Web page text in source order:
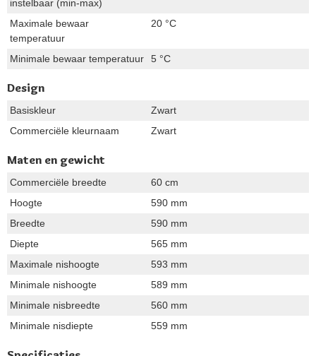
instelbaar (min-max)
Maximale bewaar
temperatuur
20 °C
Minimale bewaar temperatuur 5 °C
Design
Basiskleur
Zwart
Commerciële kleurnaam
Zwart
Maten en gewicht
Commerciële breedte
60 cm
Hoogte
590 mm
Breedte
590 mm
Diepte
565 mm
Maximale nishoogte
593 mm
Minimale nishoogte
589 mm
Minimale nisbreedte
560 mm
Minimale nisdiepte
559 mm